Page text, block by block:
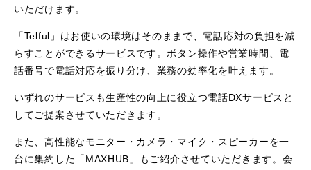
いただけます。
「Telful」はお使いの環境はそのままで、電話応対の負担を減
らすことができるサービスです。ボタン操作や営業時間、電
話番号で電話対応を振り分け、業務の効率化を叶えます。
いずれのサービスも生産性の向上に役立つ電話DXサービスと
してご提案させていただきます。
また、高性能なモニター・カメラ・マイク・スピーカーを一
台に集約した「MAXHUB」もご紹介させていただきます。会